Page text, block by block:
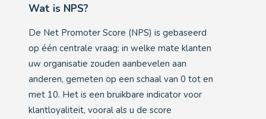
Wat is NPS?
De Net Promoter Score (NPS) is gebaseerd
op één centrale vraag: in welke mate klanten
uw organisatie zouden aanbevelen aan
anderen, gemeten op een schaal van 0 tot en
met 10. Het is een bruikbare indicator voor
klantloyaliteit, vooral als u de score